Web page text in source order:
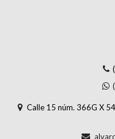
Calle 15 núm. 366G X